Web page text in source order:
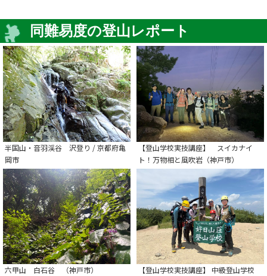
同難易度の登山レポート
半国山・音羽渓谷 沢登り / 京都府亀
岡市
【登山学校実技講座】 スイカナイ
ト！万物相と風吹岩（神戸市）
六甲山 白石谷 （神戸市）
【登山学校実技講座】 中級登山学校